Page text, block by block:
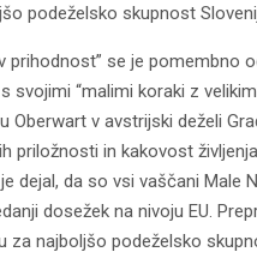
podeželsko skupnost
prihodnost” se je pomembno
svojimi “malimi koraki z
Oberwart v avstrijski deželi
priložnosti in kakovost
dejal, da so vsi vaščani Male
dosežek na nivoju EU.
za najboljšo podeželsko